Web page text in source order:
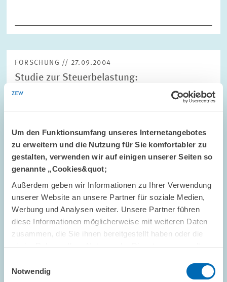
Um den Funktionsumfang unseres Internetangebotes
zu erweitern und die Nutzung für Sie komfortabler zu
gestalten, verwenden wir auf einigen unserer Seiten so
genannte „Cookies&quot;
Außerdem geben wir Informationen zu Ihrer Verwendung
unserer Website an unsere Partner für soziale Medien,
Werbung und Analysen weiter. Unsere Partner führen
diese Informationen möglicherweise mit weiteren Daten
zusammen, die Sie ihnen bereitgestellt haben oder die
sie im Rahmen Ihrer Nutzung der Dienste gesammelt
Notwendig
FORSCHUNG // 27.09.2004
Studie zur Steuerbelastung:
Unternehmenssteuern in Osteuropa sinken
Beitrittsstaaten deutlich geringer als in Deutschland / Deutsche
Unternehmen zahlen fast drei mal so hohe Steuern wie
litauische Unternehmen / Investitionen in…
UNTERNEHMENSBESTEUERUNG OSTEUROPA
FORSCHUNG // 16.09.2004
Studie zu den Wechselwirkungen zwischen
Kapitalmärkten